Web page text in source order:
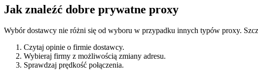
Jak znaleźć dobre prywatne proxy
Wybór dostawcy nie różni się od wyboru w przypadku innych typów proxy.
Czytaj opinie o firmie dostawcy.
Wybieraj firmy z możliwością zmiany adresu.
Sprawdzaj prędkość połączenia.